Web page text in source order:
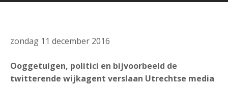
zondag 11 december 2016
Ooggetuigen, politici en bijvoorbeeld de
twitterende wijkagent verslaan Utrechtse media